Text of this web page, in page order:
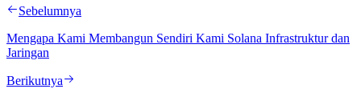
Sebelumnya
Mengapa Kami Membangun Sendiri Kami Solana Infrastruktur dan
Jaringan
Berikutnya